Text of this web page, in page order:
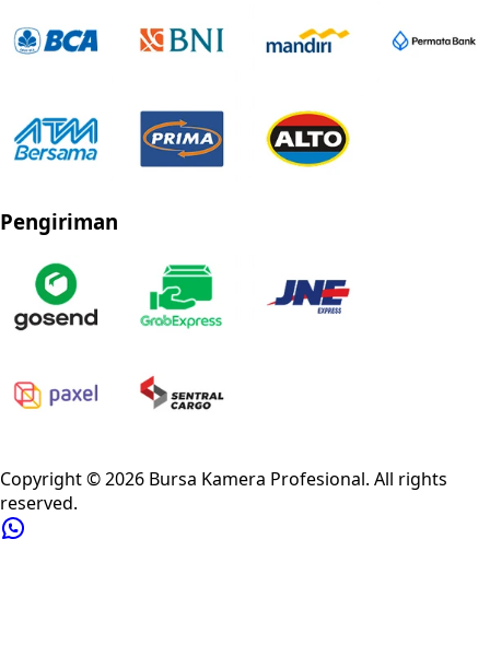
Pengiriman
Copyright ©2026 Bursa Kamera Profesional. All rights
reserved.